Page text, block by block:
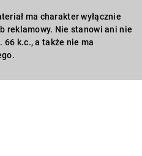
ma charakter wyłącznie
reklamowy. Nie stanowi ani nie
k.c., a także nie ma